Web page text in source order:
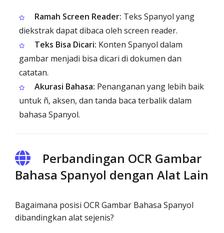
Ramah Screen Reader: Teks Spanyol yang
diekstrak dapat dibaca oleh screen reader.
Teks Bisa Dicari: Konten Spanyol dalam
gambar menjadi bisa dicari di dokumen dan
catatan.
Akurasi Bahasa: Penanganan yang lebih baik
untuk ñ, aksen, dan tanda baca terbalik dalam
bahasa Spanyol.
Perbandingan OCR Gambar
Bahasa Spanyol dengan Alat Lain
Bagaimana posisi OCR Gambar Bahasa Spanyol
dibandingkan alat sejenis?